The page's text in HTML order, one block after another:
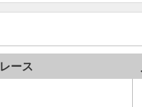
レース